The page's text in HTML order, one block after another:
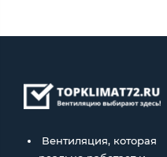
Вентиляция, которая